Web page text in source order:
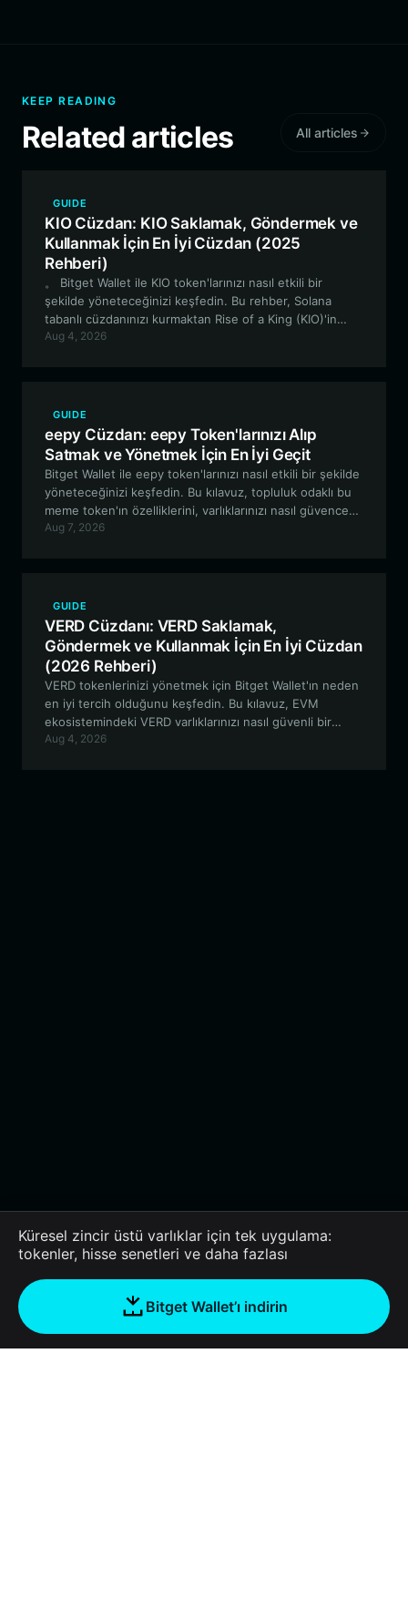
KEEP READING
Related articles All articles
GUIDE
KIO Cüzdan: KIO Saklamak, Göndermek ve
Kullanmak İçin En İyi Cüzdan (2025
Rehberi)
。 Bitget Wallet ile KIO token'larınızı nasıl etkili bir
şekilde yöneteceğinizi keşfedin. Bu rehber, Solana
tabanlı cüzdanınızı kurmaktan Rise of a King (KIO)'in
benzersiz topluluk odaklı ekosistemini keşfetmeye
Aug 4, 2026
GUIDE
eepy Cüzdan: eepy Token'larınızı Alıp
Satmak ve Yönetmek İçin En İyi Geçit
Bitget Wallet ile eepy token'larınızı nasıl etkili bir şekilde
yöneteceğinizi keşfedin. Bu kılavuz, topluluk odaklı bu
meme token'ın özelliklerini, varlıklarınızı nasıl güvence
altına alacağınızı ve Bitget Wallet'ın EVM tabanlı kültürel
Aug 7, 2026
GUIDE
VERD Cüzdanı: VERD Saklamak,
Göndermek ve Kullanmak İçin En İyi Cüzdan
(2026 Rehberi)
VERD tokenlerinizi yönetmek için Bitget Wallet'ın neden
en iyi tercih olduğunu keşfedin. Bu kılavuz, EVM
ekosistemindeki VERD varlıklarınızı nasıl güvenli bir
şekilde saklayacağınızı, düğüm altyapısıyla nasıl
Aug 4, 2026
Küresel zincir üstü varlıklar için tek uygulama:
tokenler, hisse senetleri ve daha fazlası
Bitget Wallet’ı indirin